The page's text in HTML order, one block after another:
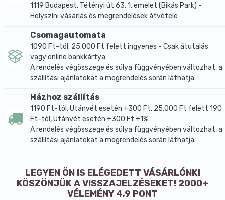
1119 Budapest, Tétényi út 63. 1. emelet (Bikás Park) -
Helyszíni vásárlás és megrendelések átvétele
Csomagautomata
1090 Ft-tól, 25.000 Ft felett ingyenes - Csak átutalás
vagy online bankkártya
A rendelés végösszege és súlya függvényében változhat, a
szállítási ajánlatokat a megrendelés során láthatja.
Házhoz szállítás
1190 Ft-tól, Utánvét esetén +300 Ft, 25.000 Ft felett 190
Ft-tól, Utánvét esetén +300 Ft +1%
A rendelés végösszege és súlya függvényében változhat, a
szállítási ajánlatokat a megrendelés során láthatja.
LEGYEN ÖN IS ELÉGEDETT VÁSÁRLÓNK!
KÖSZÖNJÜK A VISSZAJELZÉSEKET! 2000+
VÉLEMÉNY 4,9 PONT